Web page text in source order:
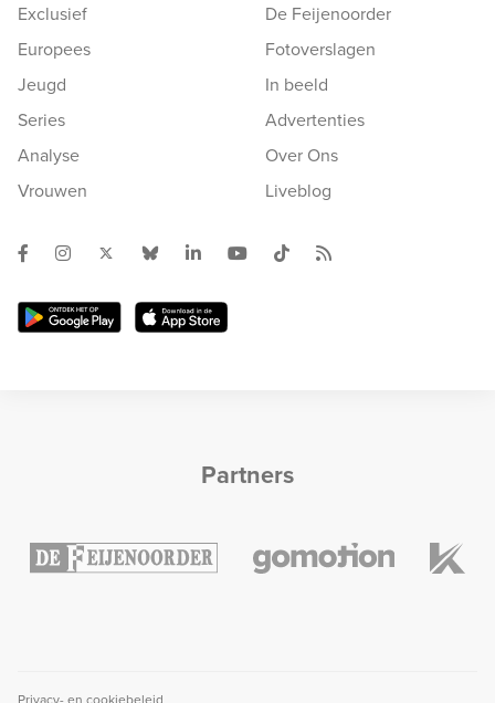
Exclusief
Europees
Jeugd
Series
Analyse
Vrouwen
De Feijenoorder
Fotoverslagen
In beeld
Advertenties
Over Ons
Liveblog
Partners